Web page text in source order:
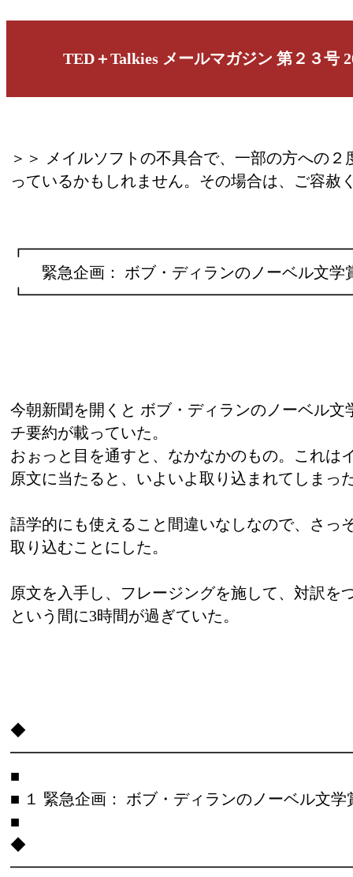
TED＋Talkies メールマガジン 第２３号
＞＞ メイルソフトの不具合で、一部の方への２
っているかもしれません。その場合は、ご容赦
緊急企画： ボブ・ディランのノーベル文学
今朝新聞を開くと ボブ・ディランのノーベル文
チ要約が載っていた。
おぉっと目を通すと、なかなかのもの。これは
原文に当たると、いよいよ取り込まれてしまっ
語学的にも使えること間違いなしなので、さっ
取り込むことにした。
原文を入手し、フレージングを施して、対訳を
という間に3時間が過ぎていた。
◆
■
■ １ 緊急企画： ボブ・ディランのノーベル文学
■
◆